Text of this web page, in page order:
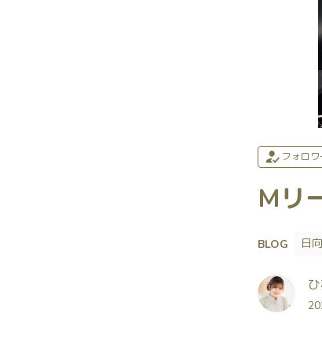
フォロワ
Mリ
BLOG 日